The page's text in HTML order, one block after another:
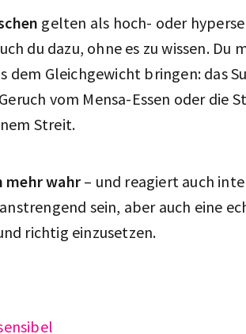
gelten als hoch- oder
du dazu, ohne es zu wissen. Du
dem Gleichgewicht bringen: das
vom Mensa-Essen oder die
Streit.
mehr wahr – und reagiert auch
sein, aber auch eine
richtig einzusetzen.